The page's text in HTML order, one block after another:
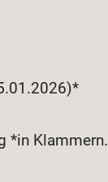
*in Klammern.